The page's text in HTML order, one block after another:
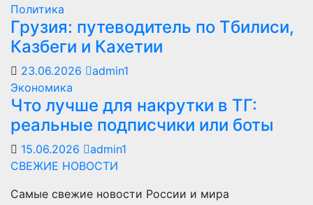
Политика
Грузия: путеводитель по Тбилиси,
Казбеги и Кахетии
23.06.2026
admin1
Экономика
Что лучше для накрутки в ТГ:
реальные подписчики или боты
15.06.2026
admin1
СВЕЖИЕ НОВОСТИ
Самые свежие новости России и мира